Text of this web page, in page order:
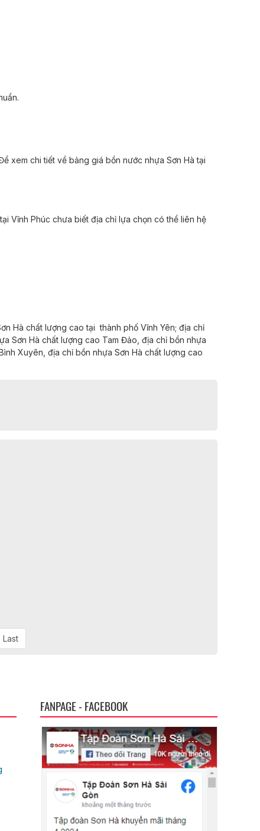
xem chi tiết về bảng giá bồn nước nhựa Sơn Hà tại
Vĩnh Phúc chưa biết địa chỉ lựa chọn có thể liên hệ
Hà chất lượng cao tạithành phố Vĩnh Yên; địa chỉ
Sơn Hà chất lượng cao Tam Đảo, địa chỉ bồn nhựa
Xuyên, địa chỉ bồn nhựa Sơn Hà chất lượng cao
Last
FANPAGE - FACEBOOK